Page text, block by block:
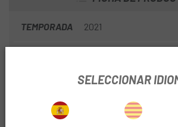
TEMPORADA 2021
INFORMACIÓN DEL
SELECCIONAR